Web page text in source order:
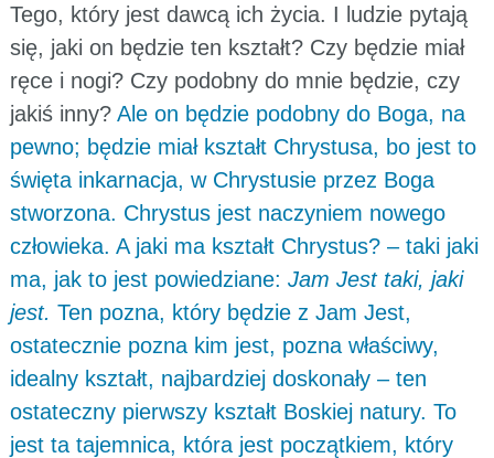
Tego, który jest dawcą ich życia. I ludzie pytają
się, jaki on będzie ten kształt? Czy będzie miał
ręce i nogi? Czy podobny do mnie będzie, czy
jakiś inny? Ale on będzie podobny do Boga, na
pewno; będzie miał kształt Chrystusa, bo jest to
święta inkarnacja, w Chrystusie przez Boga
stworzona. Chrystus jest naczyniem nowego
człowieka. A jaki ma kształt Chrystus? – taki jaki
ma, jak to jest powiedziane: Jam Jest taki, jaki
jest. Ten pozna, który będzie z Jam Jest,
ostatecznie pozna kim jest, pozna właściwy,
idealny kształt, najbardziej doskonały – ten
ostateczny pierwszy kształt Boskiej natury. To
jest ta tajemnica, która jest początkiem, który